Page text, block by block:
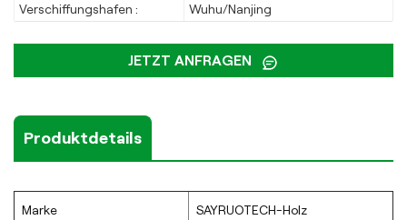
Verschiffungshafen :
Wuhu/Nanjing
JETZT ANFRAGEN
Produktdetails
Marke SAYRUOTECH-Holz